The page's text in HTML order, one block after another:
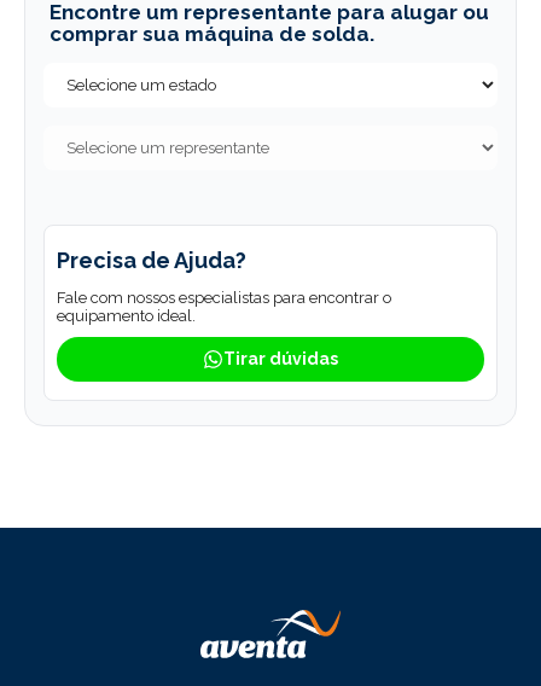
Encontre um representante para alugar ou
comprar sua máquina de solda.
Precisa de Ajuda?
Fale com nossos especialistas para encontrar o
equipamento ideal.
Tirar dúvidas